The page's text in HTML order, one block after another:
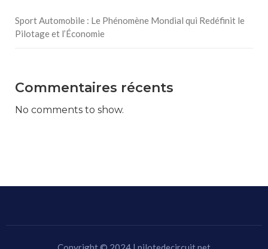
Sport Automobile : Le Phénomène Mondial qui Redéfinit le
Pilotage et l’Économie
Commentaires récents
No comments to show.